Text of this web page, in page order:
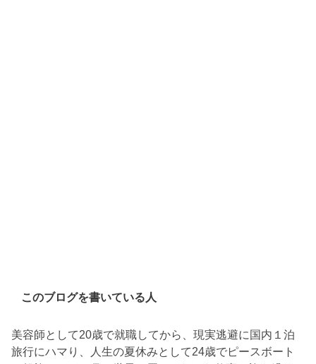
このブログを書いている人
美容師として20歳で就職してから、現実逃避に国内１泊
旅行にハマり、人生の夏休みとして24歳でピースボート